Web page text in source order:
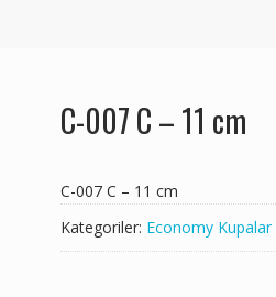
C-007 C – 11 cm
C-007 C – 11 cm
Kategoriler: Economy Kupalar